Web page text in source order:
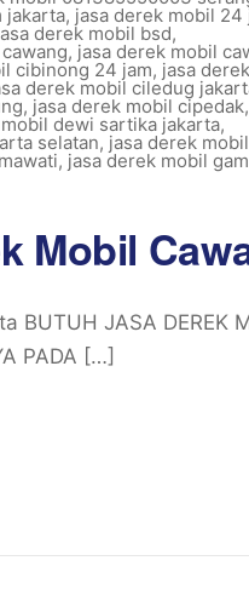
jakarta, jasa derek mobil 24
derek mobil bsd,
, jasa derek mobil
cibinong 24 jam, jasa
derek mobil ciledug
, jasa derek mobil cipedak,
dewi sartika jakarta,
selatan, jasa derek
, jasa derek mobil
Mobil
JASA DEREK
PADA […]